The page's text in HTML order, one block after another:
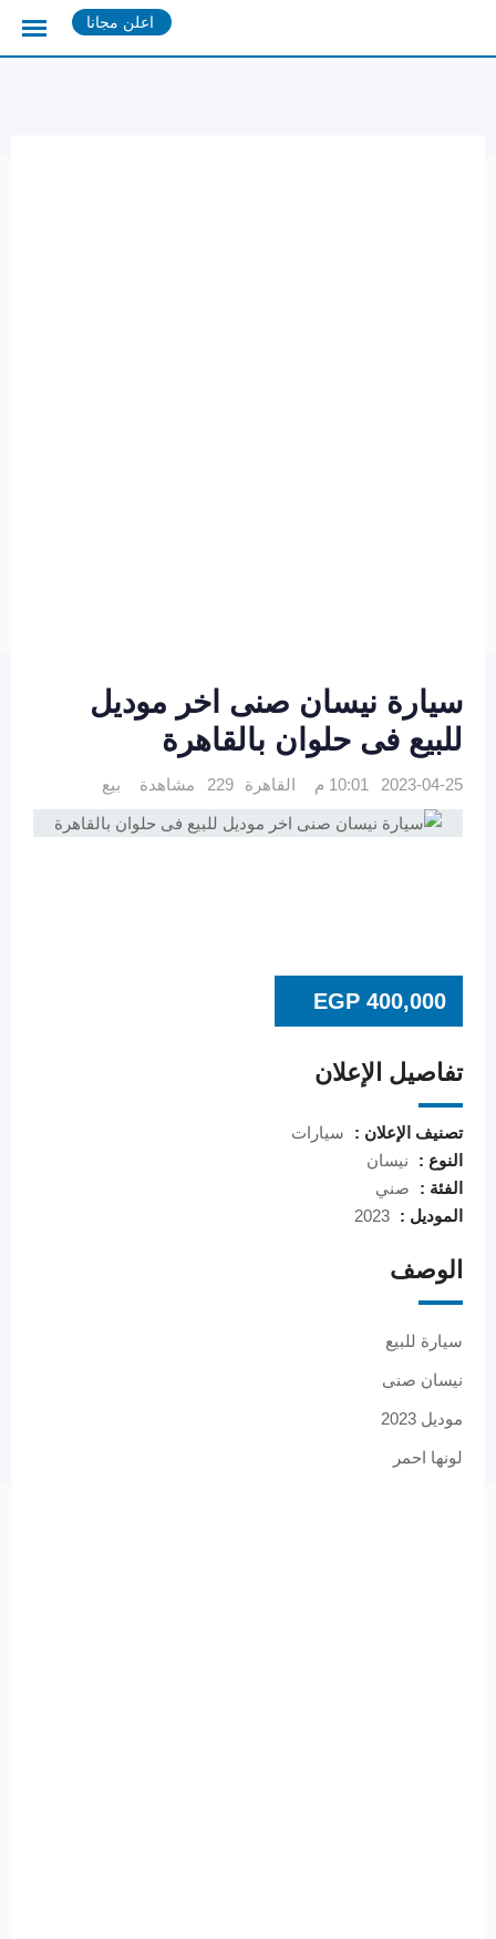
اعلن مجانا
سيارة نيسان صنى اخر موديل
للبيع فى حلوان بالقاهرة
2023-04-25 10:01 م القاهرة 229 مشاهدة بيع
EGP 400,000
تفاصيل الإعلان
تصنيف الإعلان :
سيارات
النوع :
نيسان
الفئة :
صني
الموديل : 2023
الوصف
سيارة للبيع
نيسان صنى
موديل 2023
لونها احمر